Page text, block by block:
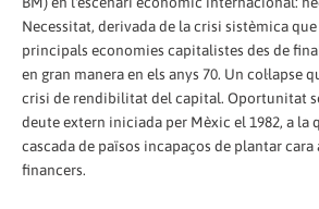
Necessitat, derivada de la crisi sistèmica
principals economies capitalistes des de
en gran manera en els anys 70. Un col·lapse
crisi de rendibilitat del capital. Oportunitat
deute extern iniciada per Mèxic el 1982, a la
cascada de països incapaços de plantar
financers.